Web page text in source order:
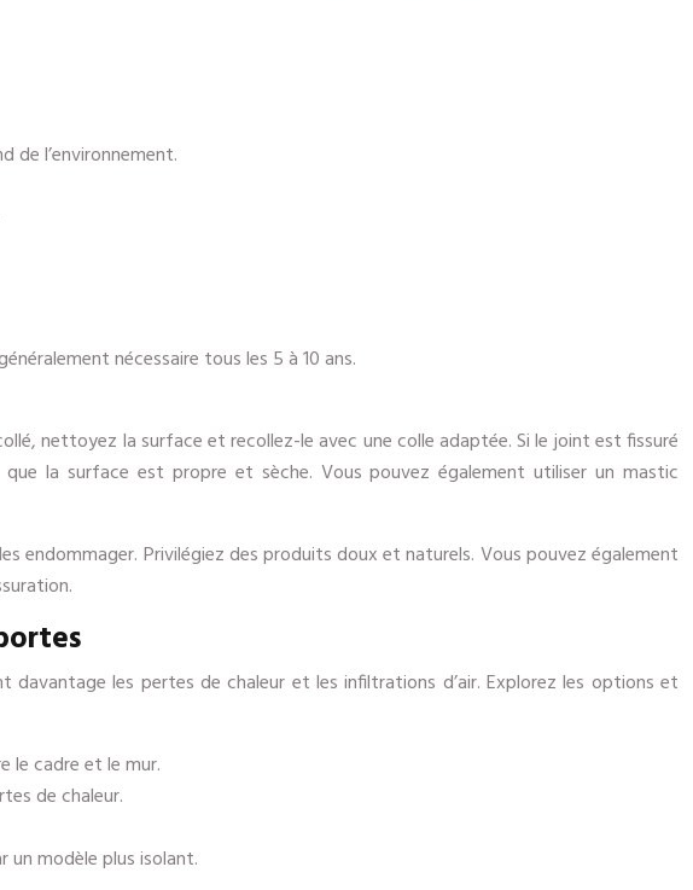
de l’environnement.
nécessaire tous les 5 à 10 ans.
nettoyez la surface et recollez-le avec une colle adaptée. Si le joint est fissuré
la surface est propre et sèche. Vous pouvez également utiliser un mastic
endommager. Privilégiez des produits doux et naturels. Vous pouvez également
les pertes de chaleur et les infiltrations d’air. Explorez les options et
le cadre et le mur.
de chaleur.
modèle plus isolant.